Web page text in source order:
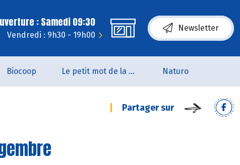
: Samedi 09:30
Vendredi : 9h30 - 19h00
Newsletter
Biocoop Le petit mot de la naturo Naturo
Partager sur